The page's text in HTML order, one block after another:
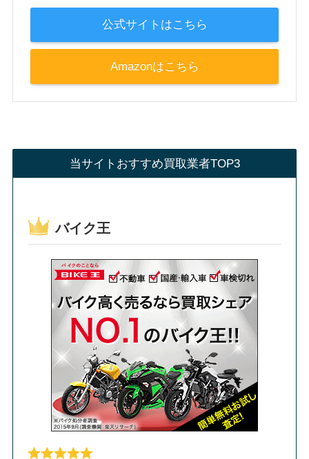
公式サイトはこちら
Amazonはこちら
当サイトおすすめ買取業者TOP3
バイク王